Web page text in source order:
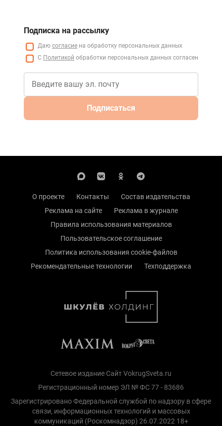
Подписка на рассылку
Даю согласие на обработку персональных данных
С Политикой обработки персональных данных согласен
Подписаться
О проекте Контакты
Состав издательства
Реклама на сайте
Реклама в журнале
Правила использования материалов
Пользовательское соглашение
Политика использования cookie-файлов
Рекомендательные технологии
Техподдержка
Сетевое издание Сайт VokrugSveta.ru
Регистрационный номер ЭЛ № ФС 77 - 83686
Зарегистрировано Федеральной службой по надзору в сфере
связи, информационных технологий и массовых
коммуникаций (Роскомнадзор) 26.07.2022 18+